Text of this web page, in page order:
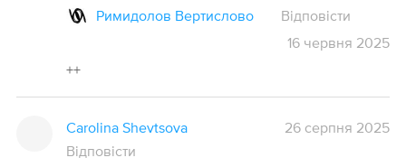
Римидолов Вертислово
Відповісти
16 червня 2025
++
Carolina Shevtsova
26 серпня 2025
Відповісти